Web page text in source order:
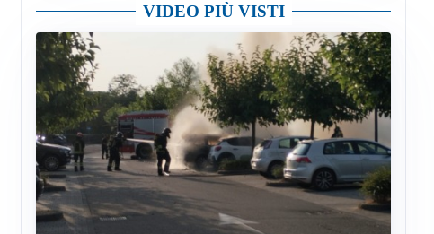
VIDEO PIÙ VISTI